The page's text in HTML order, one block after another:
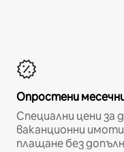
Опростени
Специални цени за
ваканционни
плащане без